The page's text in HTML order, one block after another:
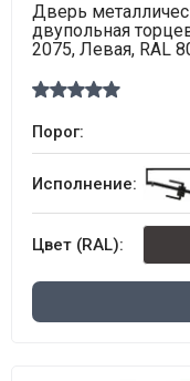
Дверь
двупольная
2075, Левая, RAL
Порог:
Исполнение:
Цвет (RAL):